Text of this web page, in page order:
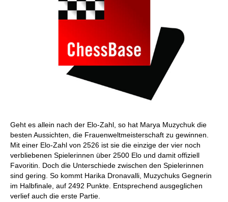
Geht es allein nach der Elo-Zahl, so hat Marya Muzychuk die
besten Aussichten, die Frauenweltmeisterschaft zu gewinnen.
Mit einer Elo-Zahl von 2526 ist sie die einzige der vier noch
verbliebenen Spielerinnen über 2500 Elo und damit offiziell
Favoritin. Doch die Unterschiede zwischen den Spielerinnen
sind gering. So kommt Harika Dronavalli, Muzychuks Gegnerin
im Halbfinale, auf 2492 Punkte. Entsprechend ausgeglichen
verlief auch die erste Partie.